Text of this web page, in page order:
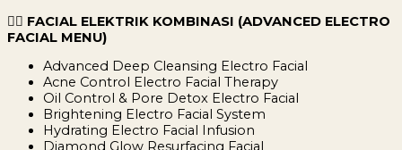
💆‍♀️ FACIAL ELEKTRIK KOMBINASI (ADVANCED ELECTRO
FACIAL MENU)
Advanced Deep Cleansing Electro Facial
Acne Control Electro Facial Therapy
Oil Control & Pore Detox Electro Facial
Brightening Electro Facial System
Hydrating Electro Facial Infusion
Diamond Glow Resurfacing Facial